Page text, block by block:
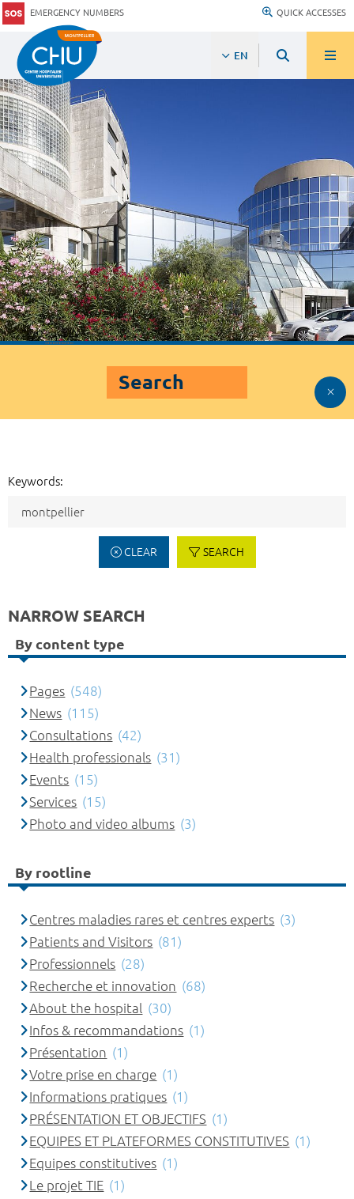
EMERGENCY NUMBERS QUICK ACCESSES
EN
Search
Keywords:
CLEAR SEARCH
NARROW SEARCH
By content type
Pages (548)
News (115)
Consultations (42)
Health professionals (31)
Events (15)
Services (15)
Photo and video albums (3)
By rootline
Centres maladies rares et centres experts (3)
Patients and Visitors (81)
Professionnels (28)
Recherche et innovation (68)
About the hospital (30)
Infos & recommandations (1)
Présentation (1)
Votre prise en charge (1)
Informations pratiques (1)
PRÉSENTATION ET OBJECTIFS (1)
EQUIPES ET PLATEFORMES CONSTITUTIVES (1)
Equipes constitutives (1)
Le projet TIE (1)